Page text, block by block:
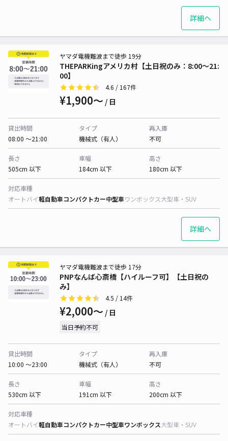
詳細へ
THEPARKingアメリカ村【土日祝のみ：8:00～21:
00】
ヤマダ電機難波まで徒歩 19分
4.6 / 167件
¥1,900〜 / 日
貸出時間
08:00 〜21:00
タイプ
機械式（有人）
再入庫
不可
長さ
505cm 以下
車幅
184cm 以下
高さ
180cm 以下
対応車種
オートバイ軽自動車コンパクトカー中型車ワンボックス大型車・SUV
詳細へ
PNPなんば心斎橋【ハイルーフ可】【土日祝の
み】
ヤマダ電機難波まで徒歩 17分
4.5 / 14件
¥2,000〜 / 日
当日予約不可
貸出時間
10:00 〜23:00
タイプ
機械式（有人）
再入庫
不可
長さ
530cm 以下
車幅
191cm 以下
高さ
200cm 以下
対応車種
オートバイ軽自動車コンパクトカー中型車ワンボックス大型車・SUV